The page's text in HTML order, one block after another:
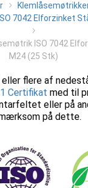
7042 Elforzinket
ISO 7042
M24 (25 Stk)
eller flere af
Certifikat med til
eller på
på dette.